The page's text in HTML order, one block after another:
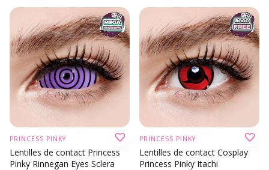
PRINCESS PINKY
Lentilles de contact Princess
Pinky Rinnegan Eyes Sclera
PRINCESS PINKY
Lentilles de contact Cosplay
Princess Pinky Itachi